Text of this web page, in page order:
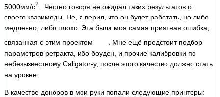
5000мм/с2
. Честно говоря не ожидал таких результатов от
своего квазимоды. Не, я верил, что он будет работать, но либо
медленно, либо плохо. Эта была моя самая приятная ошибка,
связанная с этим проектом
. Мне ещё предстоит подбор
параметров ретракта, ибо боуден, и прочие калибровки по
небезызвестному Caligator-у, после этого качество должно стать
на уровне.
В качестве доноров в мои руки попали следующие принтеры: